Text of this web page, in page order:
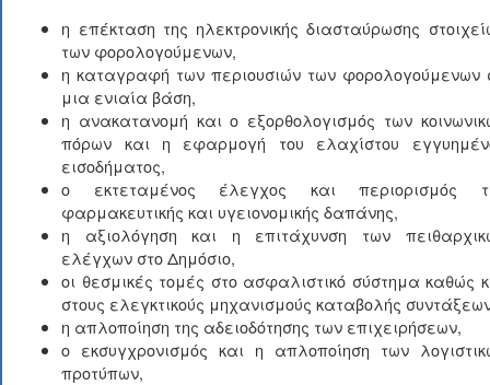
η επέκταση της ηλεκτρονικής διασταύρωσης
των φορολογούμενων,
η καταγραφή των περιουσιών των φορολογούμενων
μια ενιαία βάση,
η ανακατανομή και ο εξορθολογισμός των
πόρων και η εφαρμογή του ελαχίστου
εισοδήματος,
ο εκτεταμένος έλεγχος και περιορισμός
φαρμακευτικής και υγειονομικής δαπάνης,
η αξιολόγηση και η επιτάχυνση των
ελέγχων στο Δημόσιο,
οι θεσμικές τομές στο ασφαλιστικό σύστημα καθώς
στους ελεγκτικούς μηχανισμούς καταβολής
η απλοποίηση της αδειοδότησης των επιχειρήσεων,
ο εκσυγχρονισμός και η απλοποίηση των
προτύπων,